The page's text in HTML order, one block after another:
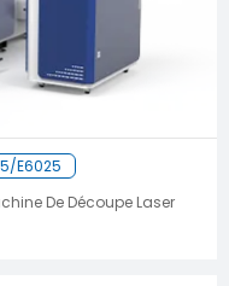
E6025
De Découpe Laser